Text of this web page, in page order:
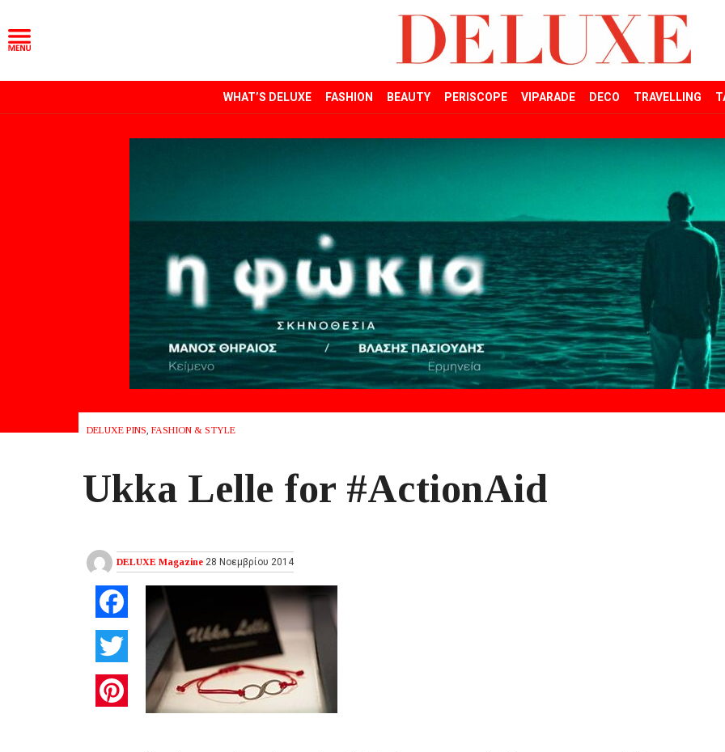
WHAT’S DELUXE FASHION BEAUTY PERISCOPE VIPARADE DECO TRAVELLING
DELUXE PINS, FASHION & STYLE
Ukka Lelle for #ActionAid
DELUXE Magazine 28 Νοεμβρίου 2014
Facebook
Twitter
Pinterest